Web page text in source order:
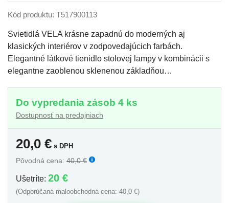
Kód produktu: T517900113
Svietidlá VELA krásne zapadnú do moderných aj
klasických interiérov v zodpovedajúcich farbách.
Elegantné látkové tienidlo stolovej lampy v kombinácii s
elegantne zaoblenou sklenenou základňou…
Do vypredania zásob 4 ks
Dostupnosť na predajniach
20,0 € s DPH
Pôvodná cena: 40,0 €
Ušetríte: 20 €
(Odporúčaná maloobchodná cena: 40,0 €)